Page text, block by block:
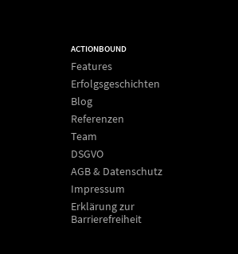
ACTIONBOUND
Features
Erfolgsgeschichten
Blog
Referenzen
Team
DSGVO
AGB & Datenschutz
Impressum
Erklärung zur
Barrierefreiheit